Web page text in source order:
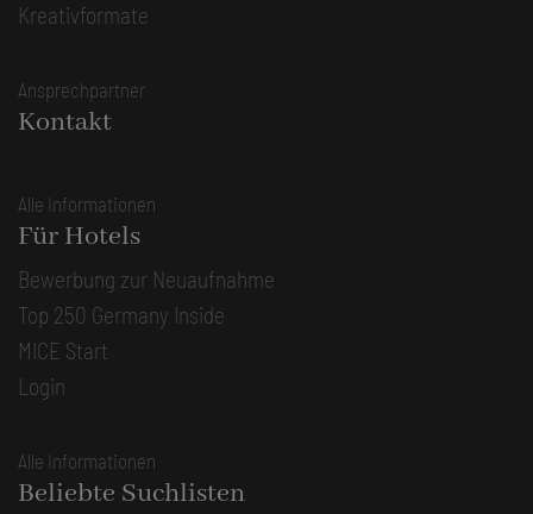
Kreativformate
Ansprechpartner
Kontakt
Alle Informationen
Für Hotels
Bewerbung zur Neuaufnahme
Top 250 Germany Inside
MICE Start
Login
Alle Informationen
Beliebte Suchlisten